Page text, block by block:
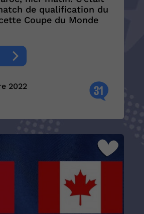
de qualification du
Coupe du Monde
2022 31